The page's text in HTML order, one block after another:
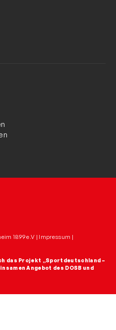
1899 e.V | Impressum |
das Projekt „Sportdeutschland –
Angebot des DOSB und